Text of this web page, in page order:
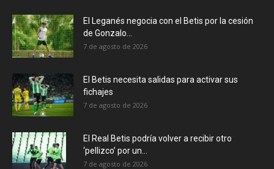
El Leganés negocia con el Betis por la cesión
de Gonzalo...
7 de agosto de 2026
El Betis necesita salidas para activar sus
fichajes
7 de agosto de 2026
El Real Betis podría volver a recibir otro
‘pellizco’ por un...
7 de agosto de 2026